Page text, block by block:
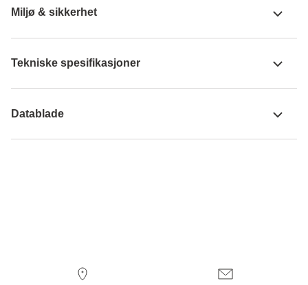
Miljø & sikkerhet
Tekniske spesifikasjoner
Datablade